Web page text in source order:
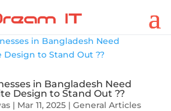
in Bangladesh Need
Design to Stand Out ??
| Mar 11, 2025| General Articles